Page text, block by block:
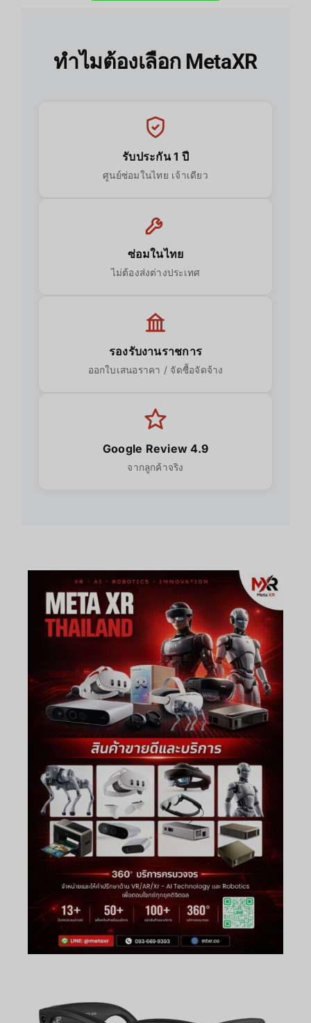
ทำไมต้องเลือก MetaXR
รับประกัน 1 ปี
ศูนย์ซ่อมในไทย เจ้าเดียว
ซ่อมในไทย
ไม่ต้องส่งต่างประเทศ
รองรับงานราชการ
ออกใบเสนอราคา / จัดซื้อจัดจ้าง
Google Review 4.9
จากลูกค้าจริง